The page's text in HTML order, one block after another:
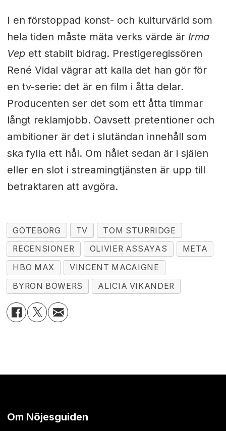
I en förstoppad konst- och kulturvärld som
hela tiden måste mäta verks värde är Irma
Vep ett stabilt bidrag. Prestigeregissören
René Vidal vägrar att kalla det han gör för
en tv-serie: det är en film i åtta delar.
Producenten ser det som ett åtta timmar
långt reklamjobb. Oavsett pretentioner och
ambitioner är det i slutändan innehåll som
ska fylla ett hål. Om hålet sedan är i själen
eller en slot i streamingtjänsten är upp till
betraktaren att avgöra.
GÖTEBORG TV
TOM STURRIDGE
RECENSIONER
OLIVIER ASSAYAS
META
HBO MAX
VINCENT MACAIGNE
BYRON BOWERS
ALICIA VIKANDER
Om Nöjesguiden